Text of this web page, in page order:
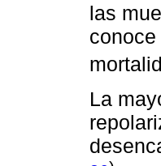
las
La